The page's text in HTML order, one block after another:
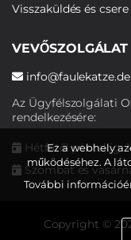
Visszaküldés és csere
VEVŐSZOLGÁLAT
info@faulekatze.de
Az Ügyfélszolgálati
rendelkezésére:
Hétfőtől péntekig:
Szombat és
Copyright ©
Ez a webhely
működéséhez. A
További